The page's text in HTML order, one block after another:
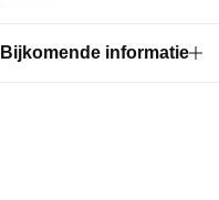
Bijkomende informatie